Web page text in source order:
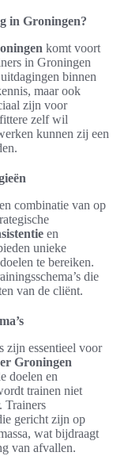
in Groningen?
komt voort
in Groningen
binnen
maar ook
zijn voor
zelf wil
kunnen zij een
combinatie van op
en
unieke
te bereiken.
die
van de cliënt.
zijn essentieel voor
Groningen
doelen en
trainen niet
Trainers
gericht zijn op
wat bijdraagt
van afvallen.